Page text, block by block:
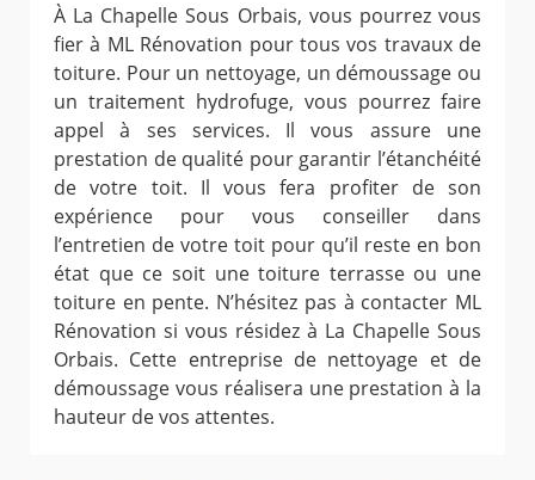
À La Chapelle Sous Orbais, vous pourrez vous
fier à ML Rénovation pour tous vos travaux de
toiture. Pour un nettoyage, un démoussage ou
un traitement hydrofuge, vous pourrez faire
appel à ses services. Il vous assure une
prestation de qualité pour garantir l’étanchéité
de votre toit. Il vous fera profiter de son
expérience pour vous conseiller dans
l’entretien de votre toit pour qu’il reste en bon
état que ce soit une toiture terrasse ou une
toiture en pente. N’hésitez pas à contacter ML
Rénovation si vous résidez à La Chapelle Sous
Orbais. Cette entreprise de nettoyage et de
démoussage vous réalisera une prestation à la
hauteur de vos attentes.